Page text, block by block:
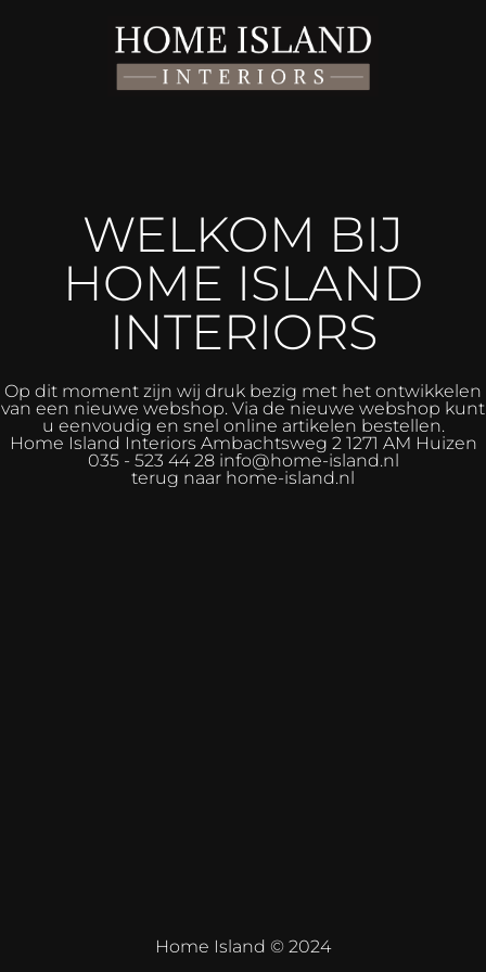
WELKOM BIJ
HOME ISLAND
INTERIORS
Op dit moment zijn wij druk bezig met het ontwikkelen
van een nieuwe webshop. Via de nieuwe webshop kunt
u eenvoudig en snel online artikelen bestellen.
Home Island Interiors Ambachtsweg 2 1271 AM Huizen
035 - 523 44 28 info@home-island.nl
terug naar home-island.nl
Home Island © 2024